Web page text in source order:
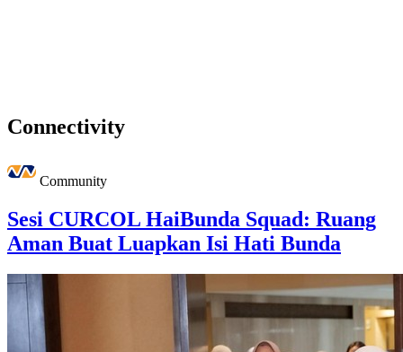
Connectivity
Community
Sesi CURCOL HaiBunda Squad: Ruang
Aman Buat Luapkan Isi Hati Bunda